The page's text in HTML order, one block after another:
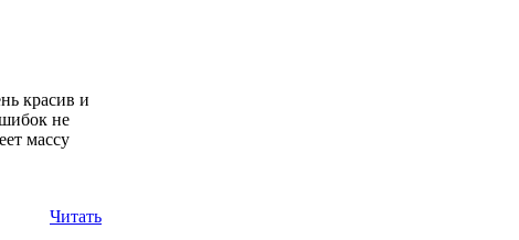
красив и
не
массу
Читать